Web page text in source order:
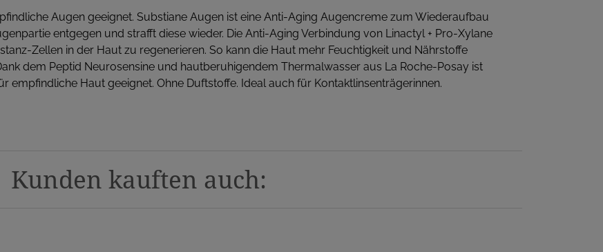
Augen geeignet. Substiane Augen ist eine Anti-Aging Augencreme zum Wiederaufbau
entgegen und strafft diese wieder. Die Anti-Aging Verbindung von Linactyl + Pro-Xylane
Zellen in der Haut zu regenerieren. So kann die Haut mehr Feuchtigkeit und Nährstoffe
dem Peptid Neurosensine und hautberuhigendem Thermalwasser aus La Roche-Posay ist
empfindliche Haut geeignet. Ohne Duftstoffe. Ideal auch für Kontaktlinsenträgerinnen.
Kunden kauften auch: